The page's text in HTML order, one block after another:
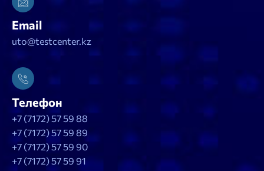
Email
uto@testcenter.kz
Телефон
+7 (7172) 57 59 88
+7 (7172) 57 59 89
+7 (7172) 57 59 90
+7 (7172) 57 59 91